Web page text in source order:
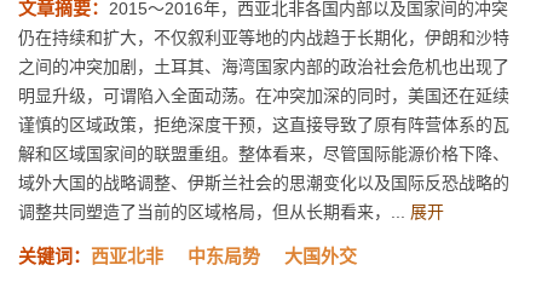
文章摘要： 2015～2016年，西亚北非各国内部以及国家间的冲突
仍在持续和扩大，不仅叙利亚等地的内战趋于长期化，伊朗和沙特
之间的冲突加剧，土耳其、海湾国家内部的政治社会危机也出现了
明显升级，可谓陷入全面动荡。在冲突加深的同时，美国还在延续
谨慎的区域政策，拒绝深度干预，这直接导致了原有阵营体系的瓦
解和区域国家间的联盟重组。整体看来，尽管国际能源价格下降、
域外大国的战略调整、伊斯兰社会的思潮变化以及国际反恐战略的
调整共同塑造了当前的区域格局，但从长期看来，... 展开
关键词： 西亚北非 中东局势 大国外交